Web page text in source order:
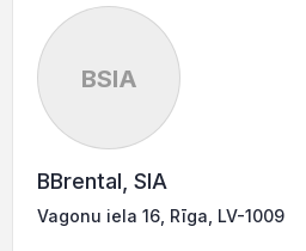
BSIA
BBrental, SIA
Vagonu iela 16, Rīga, LV-1009